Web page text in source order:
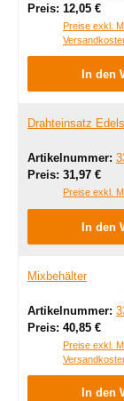
Preis: Regulärer
12,05 €
Preise exkl.
In den
Drahteinsatz
Artikelnummer:
Preis: Regulärer
31,97 €
Preise exkl.
In den
Mixbehälter
Artikelnummer:
Preis: Regulärer
40,85 €
Preise exkl.
In den